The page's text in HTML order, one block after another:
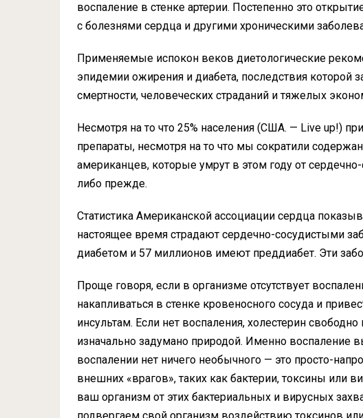
воспаление в стенке артерии. Постепенно это
с болезнями сердца и другими хроническими
Применяемые испокон веков диетологические
эпидемии ожирения и диабета, последствия которой
смертности, человеческих страданий и тяжелых
Несмотря на то что 25% населения (США. — Live up!)
препараты, несмотря на то что мы сократили
американцев, которые умрут в этом году от
либо прежде.
Статистика Американской ассоциации сердца
настоящее время страдают сердечно-сосудистыми
диабетом и 57 миллионов имеют преддиабет. Эти
Проще говоря, если в организме отсутствует
накапливаться в стенке кровеносного сосуда и
инсультам. Если нет воспаления, холестерин
изначально задумано природой. Именно воспаление
воспалении нет ничего необычного — это просто-
внешних «врагов», таких как бактерии, токсины или
ваш организм от этих бактериальных и вирусных